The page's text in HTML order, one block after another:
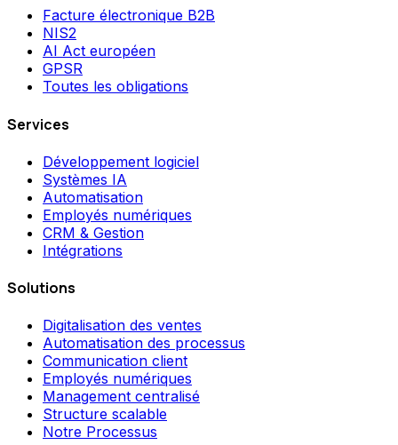
Facture électronique B2B
NIS2
AI Act européen
GPSR
Toutes les obligations
Services
Développement logiciel
Systèmes IA
Automatisation
Employés numériques
CRM & Gestion
Intégrations
Solutions
Digitalisation des ventes
Automatisation des processus
Communication client
Employés numériques
Management centralisé
Structure scalable
Notre Processus